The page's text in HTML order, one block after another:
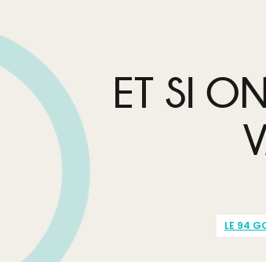
ET SI
LE 94